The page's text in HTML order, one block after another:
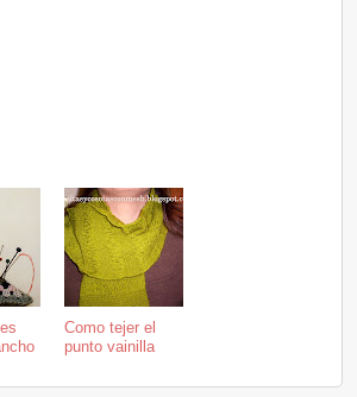
Como tejer el
punto vainilla